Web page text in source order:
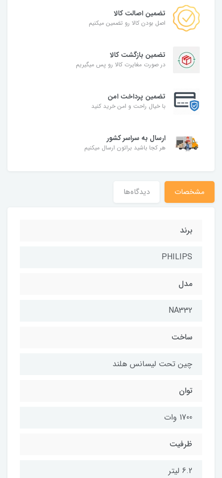
تضمین اصالت کالا
اصل بودن کالا رو تضمین میکنیم
تضمین بازگشت کالا
در صورت مغایرت کالا رو پس میگیریم
تضمین پرداخت امن
با خیال راحت و امن خرید کنید
ارسال به سراسر کشور
هر کجا باشید براتون ارسال میکنیم
مشخصات دیدگاه‌ها
برند
PHILIPS
مدل
NA332
ساخت
چین تحت لیسانس هلند
توان
1700 وات
ظرفیت
6.2 لیتر